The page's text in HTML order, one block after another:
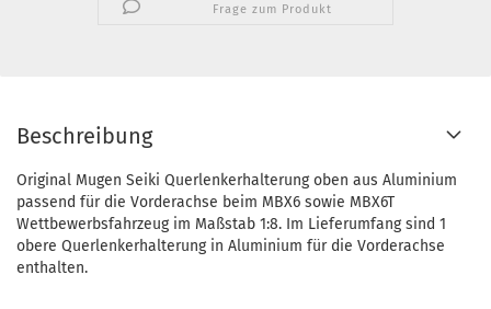
Frage zum Produkt
Beschreibung
Original Mugen Seiki Querlenkerhalterung oben aus Aluminium
passend für die Vorderachse beim MBX6 sowie MBX6T
Wettbewerbsfahrzeug im Maßstab 1:8. Im Lieferumfang sind 1
obere Querlenkerhalterung in Aluminium für die Vorderachse
enthalten.